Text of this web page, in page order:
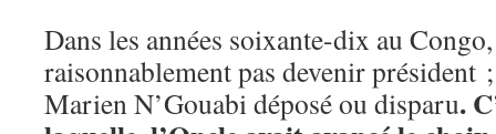
Dans les années soixante-dix au
raisonnablement pas devenir
Marien N’Gouabi déposé ou disparu.